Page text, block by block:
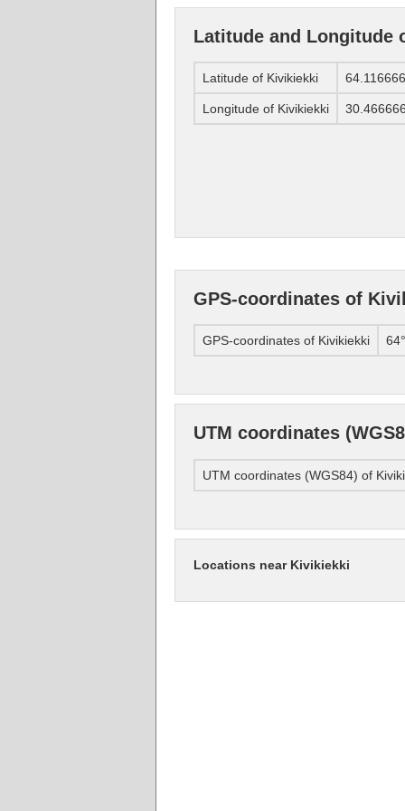
Latitude and Longitude
Latitude of Kivikiekki
Longitude of Kivikiekki
GPS-coordinates of
GPS-coordinates of Kivikiekki
UTM coordinates
UTM coordinates (WGS84) of
Locations near Kivikiekki